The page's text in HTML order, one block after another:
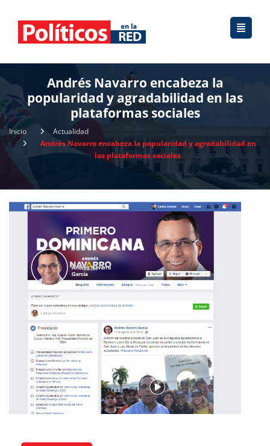
Andrés Navarro encabeza la
popularidad y agradabilidad en las
plataformas sociales
Inicio
Actualidad
Andrés Navarro encabeza la popularidad y agradabilidad en
las plataformas sociales